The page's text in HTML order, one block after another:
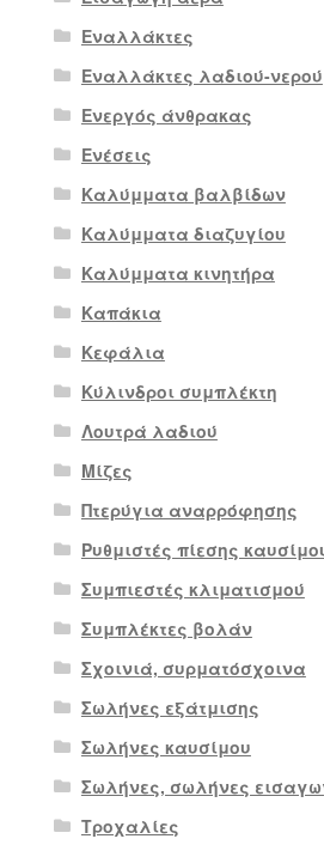
Εναλλάκτες
Εναλλάκτες λαδιού-νερού
Ενεργός άνθρακας
Ενέσεις
Καλύμματα βαλβίδων
Καλύμματα διαζυγίου
Καλύμματα κινητήρα
Καπάκια
Κεφάλια
Κύλινδροι συμπλέκτη
Λουτρά λαδιού
Μίζες
Πτερύγια αναρρόφησης
Ρυθμιστές πίεσης
Συμπιεστές κλιματισμού
Συμπλέκτες βολάν
Σχοινιά, συρματόσχοινα
Σωλήνες εξάτμισης
Σωλήνες καυσίμου
Σωλήνες, σωλήνες
Τροχαλίες